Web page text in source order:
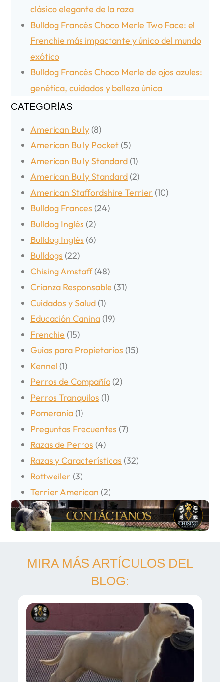
clásico elegante de la raza
Bulldog Francés Choco Merle Two Face: el
Frenchie más impactante y único del mundo
exótico
Bulldog Francés Choco Merle de ojos azules:
genética, cuidados y belleza única
CATEGORÍAS
American Bully (8)
American Bully Pocket (5)
American Bully Standard (1)
American Bully Standard (2)
American Staffordshire Terrier (10)
Bulldog Frances (24)
Bulldog Inglés (2)
Bulldog Inglés (6)
Bulldogs (22)
Chising Amstaff(48)
Crianza Responsable (31)
Cuidados y Salud (1)
Educación Canina (19)
Frenchie (15)
Guías para Propietarios (15)
Kennel (1)
Perros de Compañía (2)
Perros Tranquilos (1)
Pomerania (1)
Preguntas Frecuentes (7)
Razas de Perros (4)
Razas y Características (32)
Rottweiler (3)
Terrier American (2)
MIRA MÁS ARTÍCULOS DEL
BLOG: